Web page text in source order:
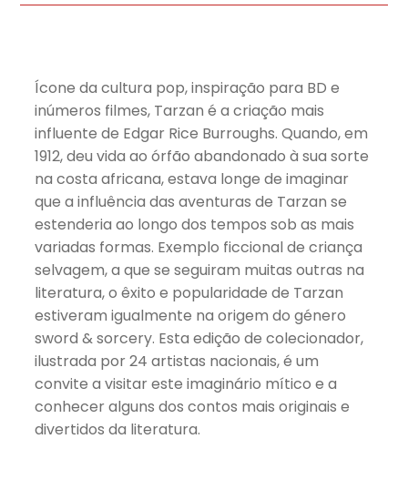
Ícone da cultura pop, inspiração para BD e
inúmeros filmes, Tarzan é a criação mais
influente de Edgar Rice Burroughs. Quando, em
1912, deu vida ao órfão abandonado à sua sorte
na costa africana, estava longe de imaginar
que a influência das aventuras de Tarzan se
estenderia ao longo dos tempos sob as mais
variadas formas. Exemplo ficcional de criança
selvagem, a que se seguiram muitas outras na
literatura, o êxito e popularidade de Tarzan
estiveram igualmente na origem do género
sword & sorcery. Esta edição de colecionador,
ilustrada por 24 artistas nacionais, é um
convite a visitar este imaginário mítico e a
conhecer alguns dos contos mais originais e
divertidos da literatura.